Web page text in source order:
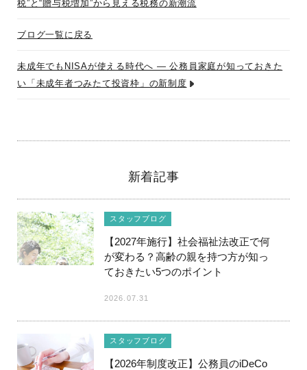
税”と“贈与税増加”から見える税務の新潮流
ブログ一覧に戻る
未成年でもNISAが使える時代へ ― 公務員家庭が知っておきた
い「未成年者つみたて投資枠」の新制度
新着記事
スタッフブログ
【2027年施行】社会福祉法改正で何
が変わる？高齢の親を持つ方が知っ
ておきたい5つのポイント
2026.07.31
スタッフブログ
【2026年制度改正】公務員のiDeCo